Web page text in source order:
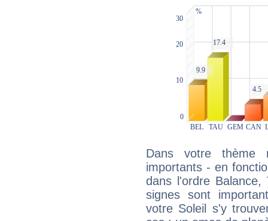
Dans votre thème
importants - en
dans l'ordre Balance,
signes sont
votre Soleil s'y